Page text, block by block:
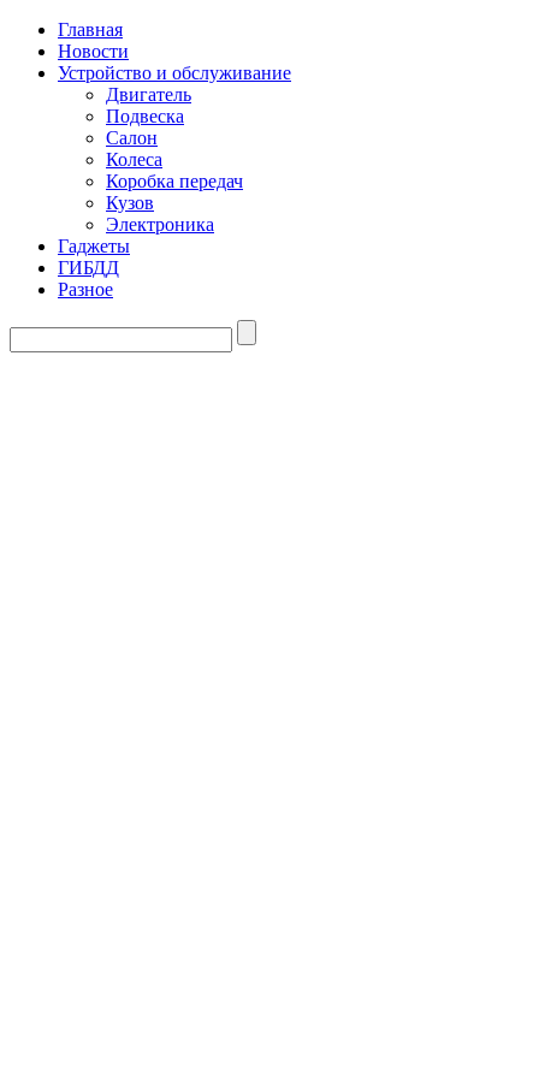
Главная
Новости
Устройство и обслуживание
Двигатель
Подвеска
Салон
Колеса
Коробка передач
Кузов
Электроника
Гаджеты
ГИБДД
Разное